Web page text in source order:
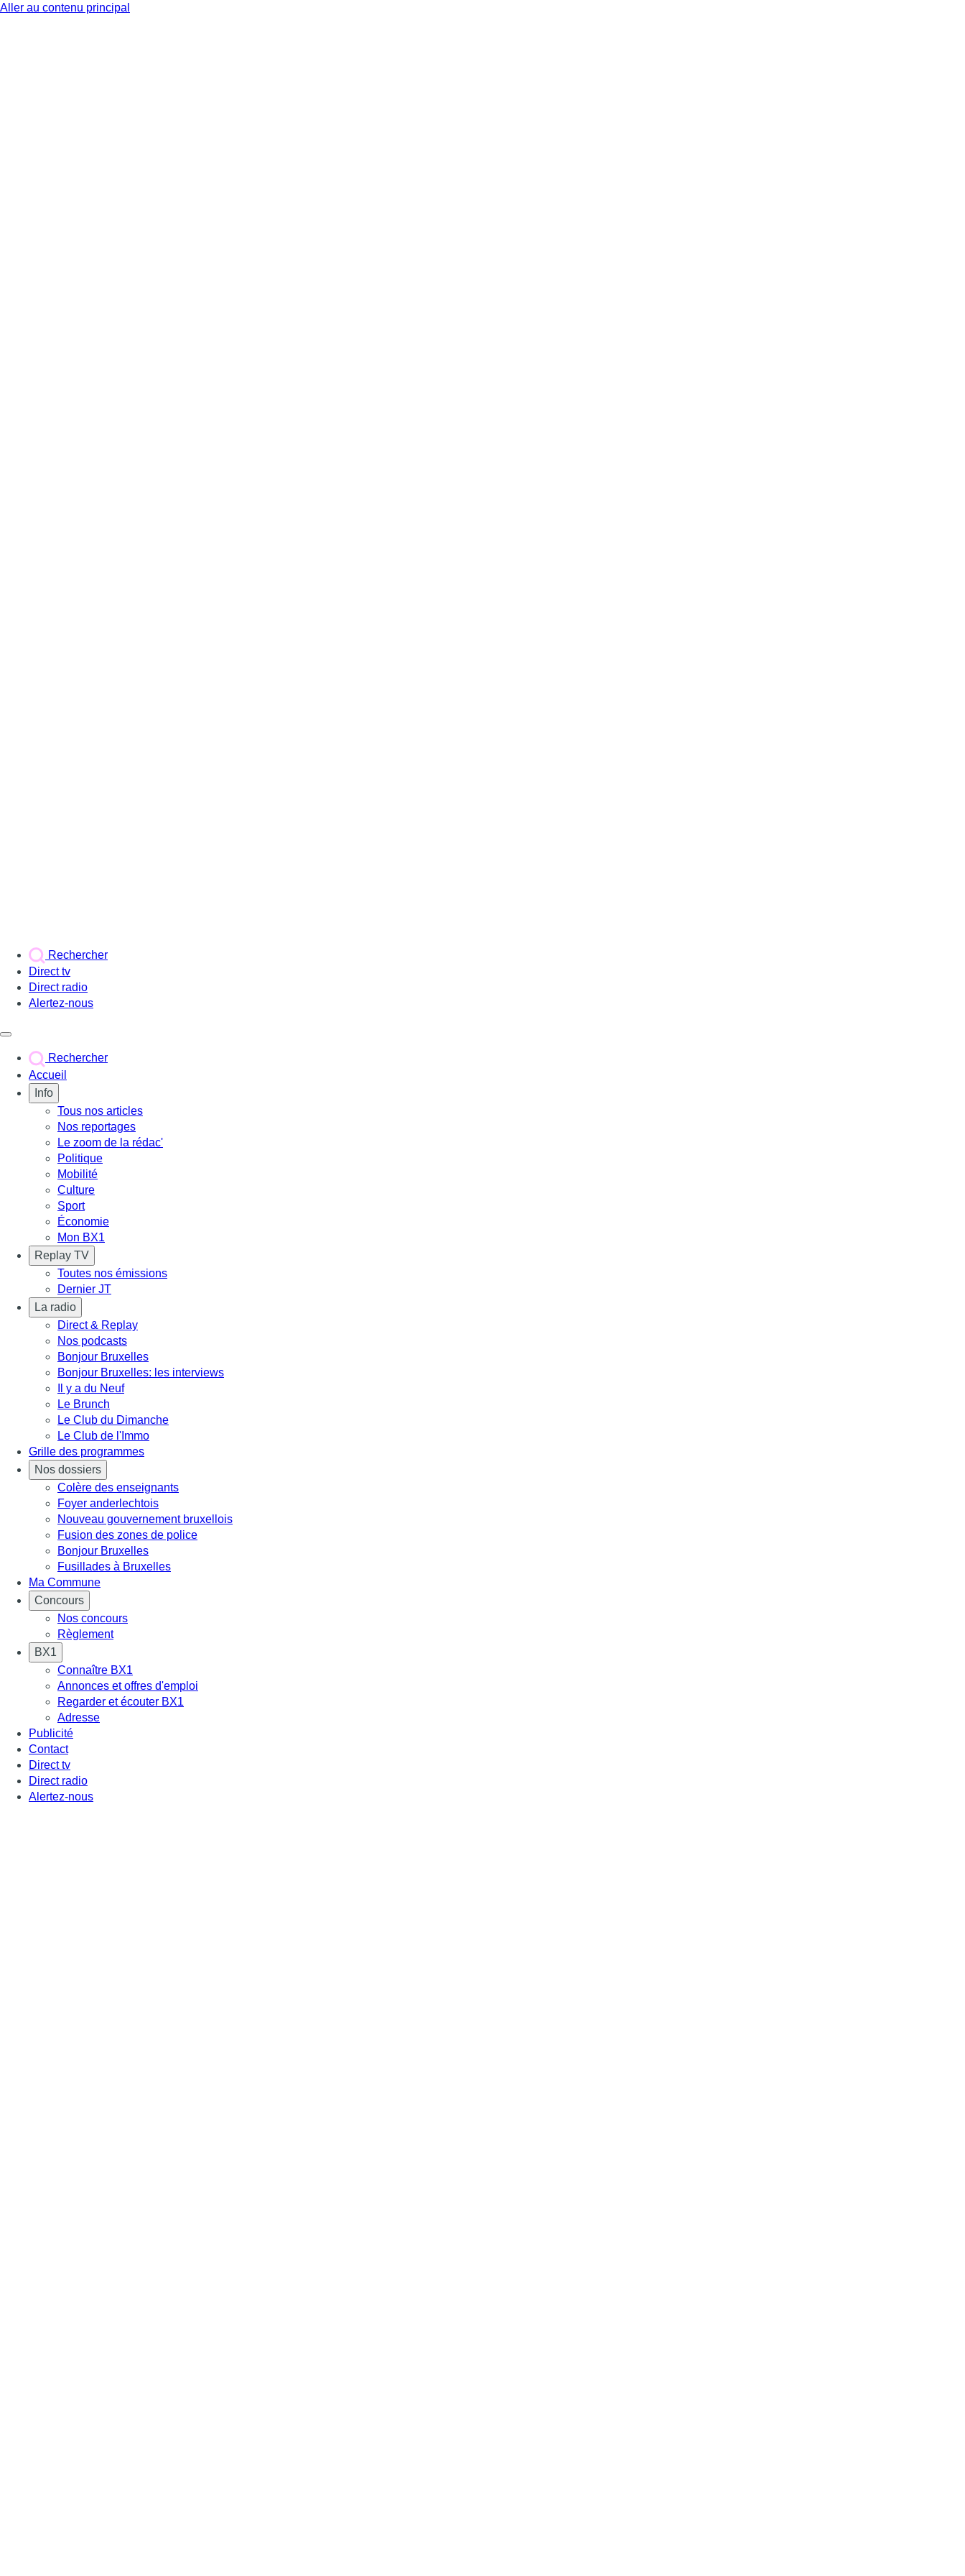
Aller au contenu principal
Rechercher
Direct tv
Direct radio
Alertez-nous
Rechercher
Accueil
Info
Tous nos articles
Nos reportages
Le zoom de la rédac'
Politique
Mobilité
Culture
Sport
Économie
Mon BX1
Replay TV
Toutes nos émissions
Dernier JT
La radio
Direct & Replay
Nos podcasts
Bonjour Bruxelles
Bonjour Bruxelles: les interviews
Il y a du Neuf
Le Brunch
Le Club du Dimanche
Le Club de l'Immo
Grille des programmes
Nos dossiers
Colère des enseignants
Foyer anderlechtois
Nouveau gouvernement bruxellois
Fusion des zones de police
Bonjour Bruxelles
Fusillades à Bruxelles
Ma Commune
Concours
Nos concours
Règlement
BX1
Connaître BX1
Annonces et offres d'emploi
Regarder et écouter BX1
Adresse
Publicité
Contact
Direct tv
Direct radio
Alertez-nous